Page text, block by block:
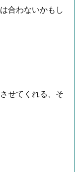
合わないかもし
せてくれる、そ